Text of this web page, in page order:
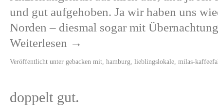
und gut aufgehoben. Ja wir haben uns
Norden – diesmal sogar mit
Weiterlesen →
Veröffentlicht unter gebacken mit hamburg lieblingslokale milas-
doppelt gut.